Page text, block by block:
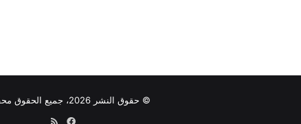
© حقوق النشر 2026، جميع الحقوق محفوظة
فيسبوكملخص